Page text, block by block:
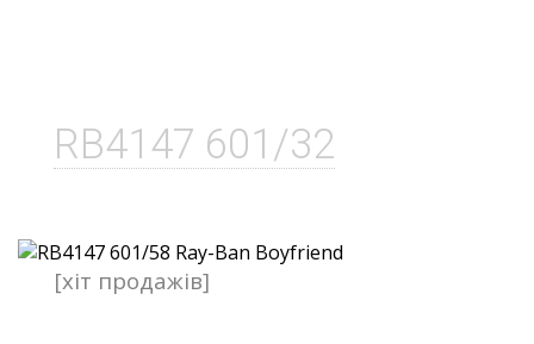
RB4147 601/32
[хіт продажів]